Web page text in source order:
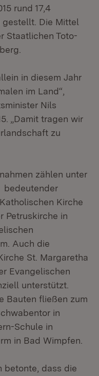
rund 17,4
gestellt. Die Mittel
Staatlichen Toto-
in diesem Jahr
im Land“,
Nils
„Damit tragen wir
zu
zählen unter
bedeutender
Kirche
Petruskirche in
Auch die
St. Margaretha
Evangelischen
unterstützt.
Bauten fließen zum
in
Schule in
in Bad Wimpfen.
betonte, dass die